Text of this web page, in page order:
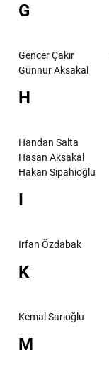
G
Gencer Çakır
Günnur Aksakal
H
Handan Salta
Hasan Aksakal
Hakan Sipahioğlu
I
Irfan Özdabak
K
Kemal Sarıoğlu
M